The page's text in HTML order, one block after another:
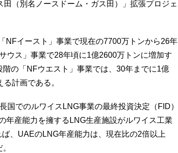
（別名ノースドーム・ガス田）」拡張プロジェ
イースト」事業で現在の7700万トンから26年
ウス」事業で28年頃に1億2600万トンに増加す
の「NFウエスト」事業では、30年までに1億
計画である。
でのルワイスLNG事業の最終投資決定（FID）
年産能力を擁するLNG生産施設がルワイス工業
、UAEのLNG年産能力は、現在比の2倍以上